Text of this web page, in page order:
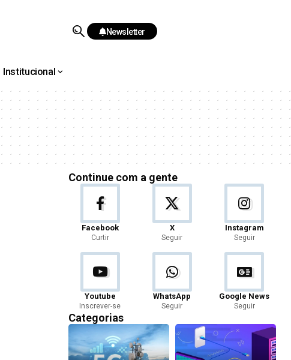
Newsletter
Institucional
Continue com a gente
Facebook
Curtir
X
Seguir
Instagram
Seguir
Youtube
Inscrever-se
WhatsApp
Seguir
Google News
Seguir
Categorias